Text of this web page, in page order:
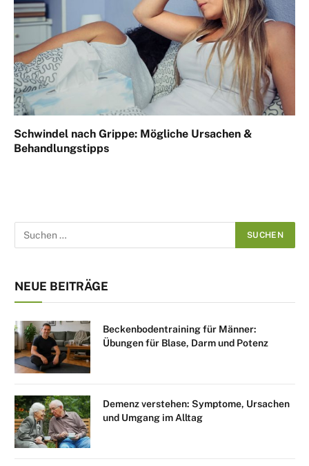
Schwindel nach Grippe: Mögliche Ursachen &
Behandlungstipps
NEUE BEITRÄGE
Beckenbodentraining für Männer:
Übungen für Blase, Darm und Potenz
Demenz verstehen: Symptome, Ursachen
und Umgang im Alltag